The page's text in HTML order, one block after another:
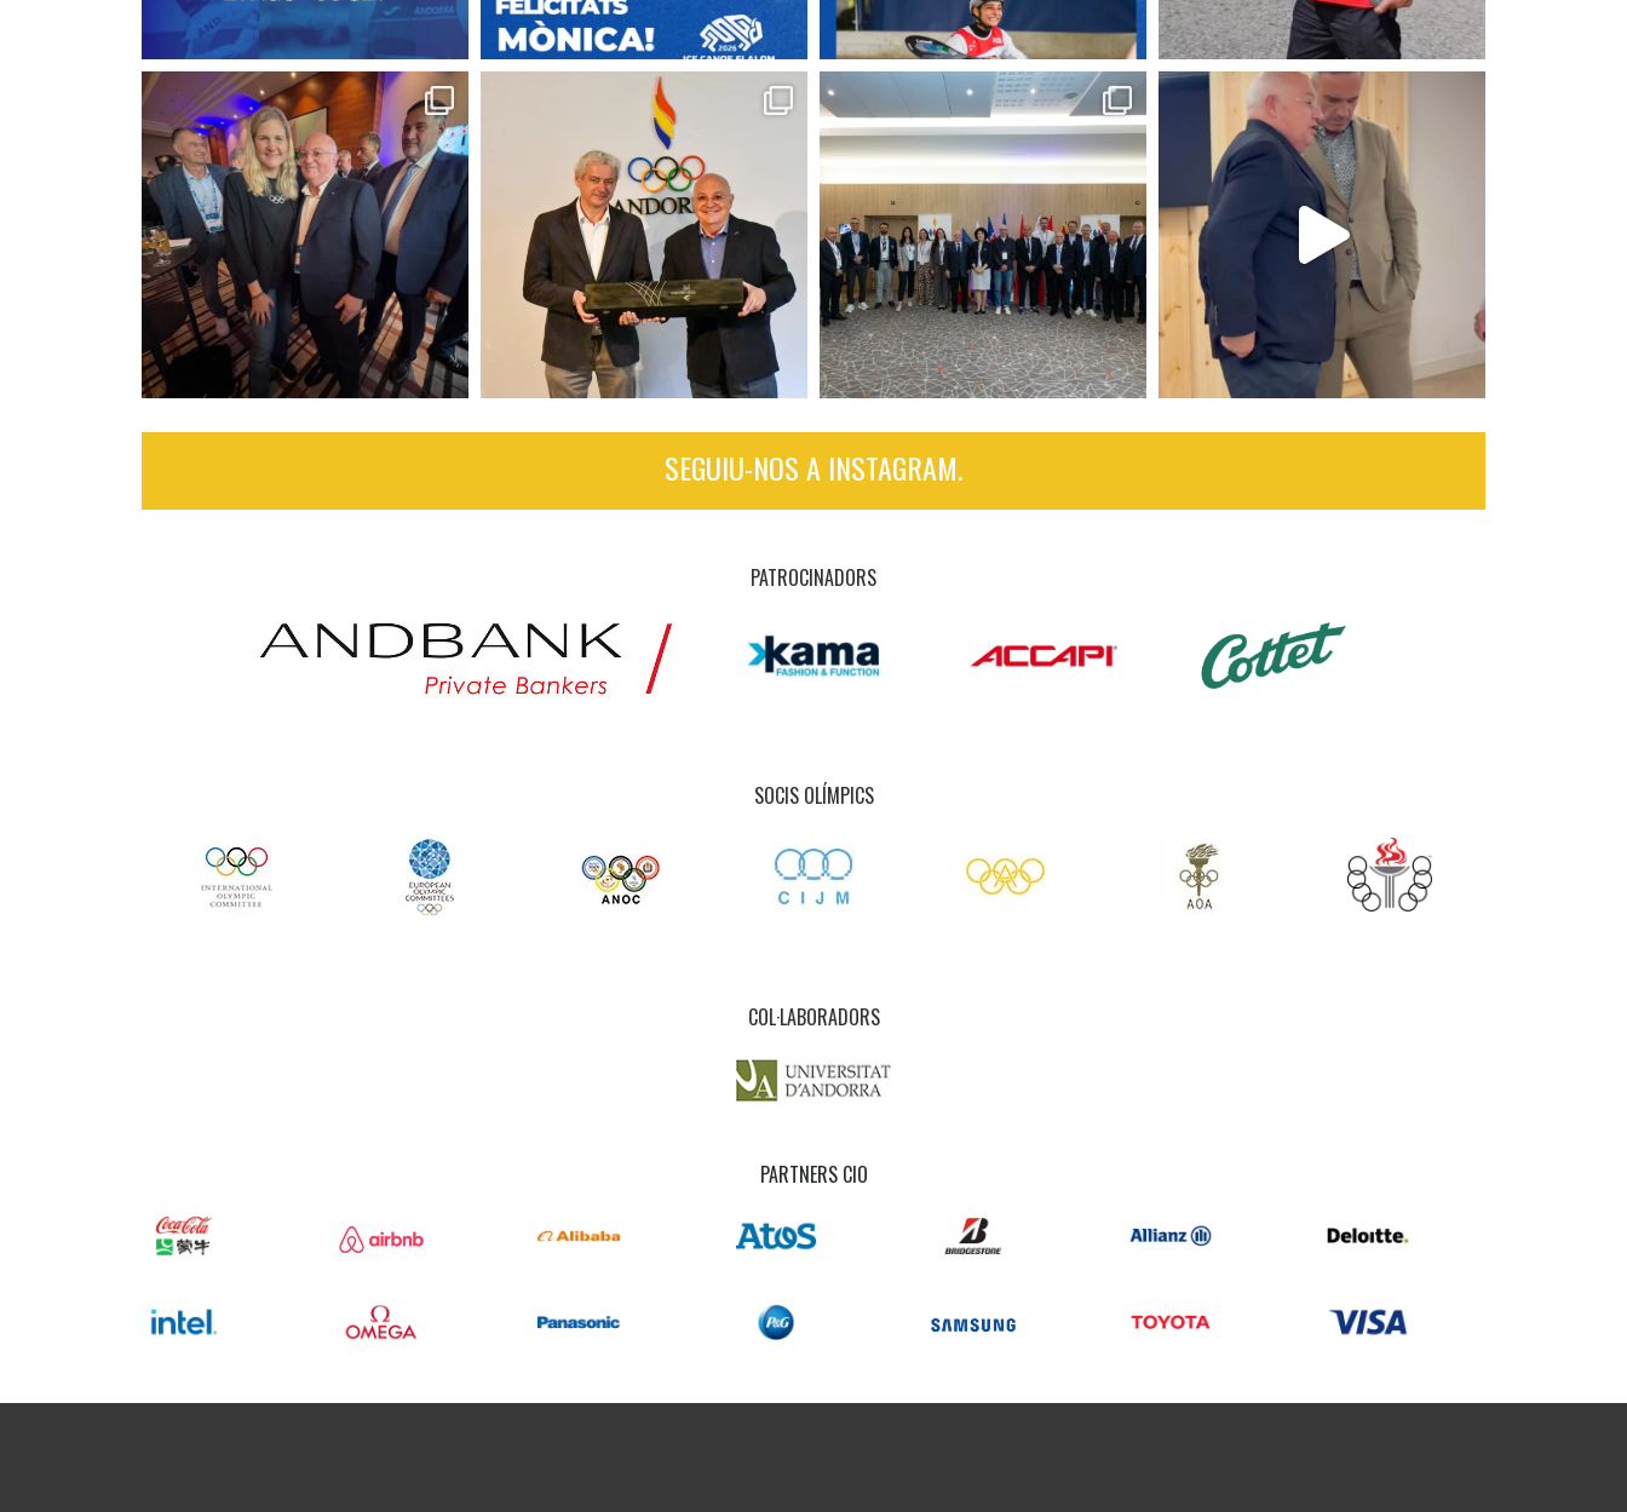
SEGUIU-NOS A INSTAGRAM.
PATROCINADORS
SOCIS OLÍMPICS
COL·LABORADORS
PARTNERS CIO